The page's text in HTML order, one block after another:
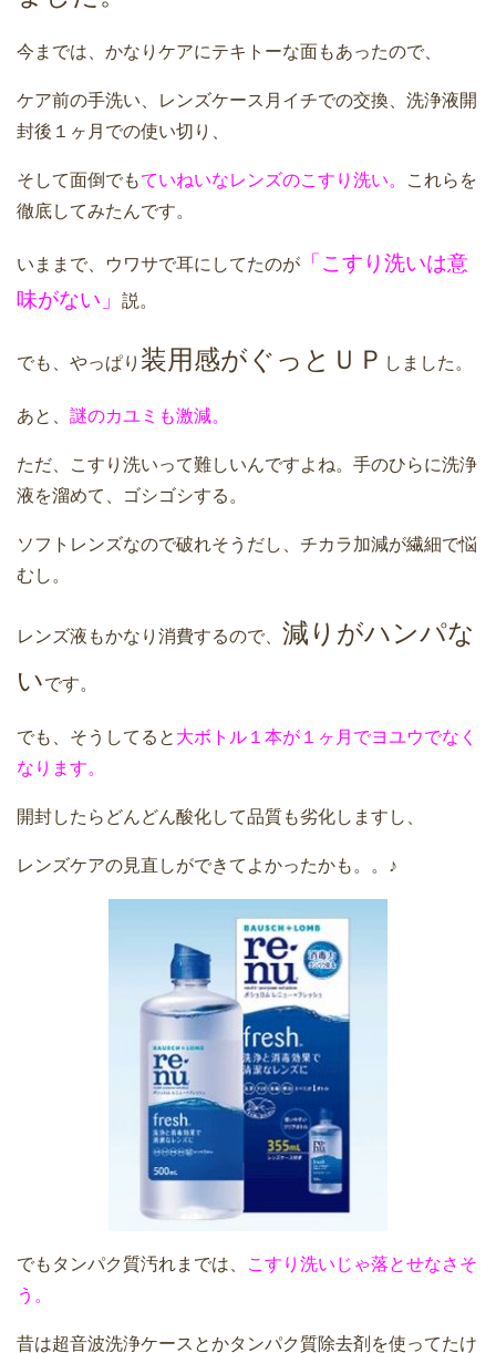
今までは、かなりケアにテキトーな面もあったので、
ケア前の手洗い、レンズケース月イチでの交換、洗浄液開
封後１ヶ月での使い切り、
そして面倒でもていねいなレンズのこすり洗い。
これらを
徹底してみたんです。
いままで、ウワサで耳にしてたのが
「こすり洗いは意
味がない」
説。
でも、やっぱり 装用感がぐっとＵＰ しました。
あと、 謎のカユミも激減。
ただ、こすり洗いって難しいんですよね。手のひらに洗浄
液を溜めて、ゴシゴシする。
ソフトレンズなので破れそうだし、チカラ加減が繊細で悩
むし。
レンズ液もかなり消費するので、 減りがハンパな
いです。
でも、そうしてると 大ボトル１本が１ヶ月でヨユウでなく
なります。
開封したらどんどん酸化して品質も劣化しますし、
レンズケアの見直しができてよかったかも。。♪
でもタンパク質汚れまでは、
こすり洗いじゃ落とせなさそ
う。
昔は超音波洗浄ケースとかタンパク質除去剤を使ってたけ